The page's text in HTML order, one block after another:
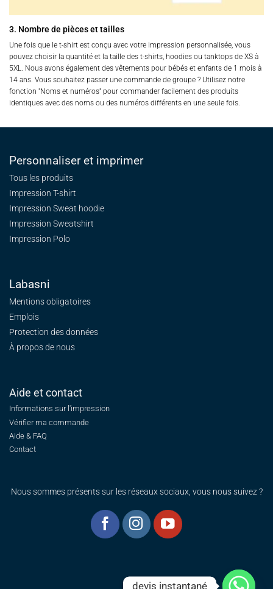
3. Nombre de pièces et tailles
Une fois que le t-shirt est conçu avec votre impression personnalisée, vous
pouvez choisir la quantité et la taille des t-shirts, hoodies ou tanktops de XS à
5XL. Nous avons également des vêtements pour bébés et enfants de 1 mois à
14 ans. Vous souhaitez passer une commande de groupe ? Utilisez notre
fonction "Noms et numéros" pour commander facilement des produits
identiques avec des noms ou des numéros différents en une seule fois.
Personnaliser et imprimer
Tous les produits
Impression T-shirt
Impression Sweat hoodie
Impression Sweatshirt
Impression Polo
Labasni
Mentions obligatoires
Emplois
Protection des données
À propos de nous
Aide et contact
Informations sur l'impression
Vérifier ma commande
Aide & FAQ
Contact
Nous sommes présents sur les réseaux sociaux, vous nous suivez ?
devis instantané